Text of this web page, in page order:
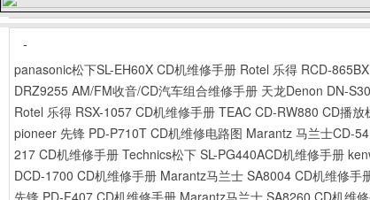
-
panasonic松下SL-EH60X CD机维修手册 Rotel 乐得 RCD-
DRZ9255 AM/FM收音/CD汽车组合维修手册 天龙Denon DN-
Rotel 乐得 RSX-1057 CD机维修手册 TEAC CD-RW880 CD播放
pioneer 先锋 PD-P710T CD机维修电路图 Marantz 马兰士CD-
217 CD机维修手册 Technics松下 SL-PG440ACD机维修手册
DCD-1700 CD机维修手册 Marantz马兰士 SA8004 CD机维修手
先锋 PD-F407 CD机维修手册 Marantz马兰士 SA8260 CD机维